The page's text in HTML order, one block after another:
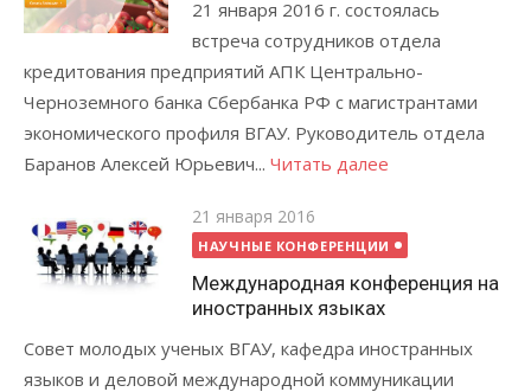
21 января 2016 г. состоялась
встреча сотрудников отдела
кредитования предприятий АПК Центрально-
Черноземного банка Сбербанка РФ с магистрантами
экономического профиля ВГАУ. Руководитель отдела
Баранов Алексей Юрьевич... Читать далее
Posted
on
21 января 2016
НАУЧНЫЕ КОНФЕРЕНЦИИ
Международная конференция на
иностранных языках
Совет молодых ученых ВГАУ, кафедра иностранных
языков и деловой международной коммуникации